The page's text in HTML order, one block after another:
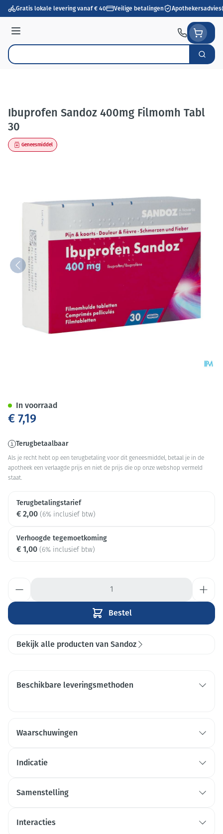
Ga naar de inhoud
Gratis lokale levering vanaf € 40 Veilige betalingen Apothekersadvies
Menu
Product, merk, categorie... Zoek
Ibuprofen Sandoz 400mg Filmomh Tabl
30
Geneesmiddel
€ 7,19
Terugbetaalbaar
Als je recht hebt op een terugbetaling voor dit geneesmiddel, betaal je in de
apotheek een verlaagde prijs en niet de prijs die op onze webshop vermeld
staat.
Terugbetalingstarief
€ 2,00 (6% inclusief btw)
Verhoogde tegemoetkoming
€ 1,00 (6% inclusief btw)
Bestel
In voorraad
Bekijk alle producten van Sandoz
Beschikbare leveringsmethoden
Waarschuwingen
Indicatie
Samenstelling
Interacties